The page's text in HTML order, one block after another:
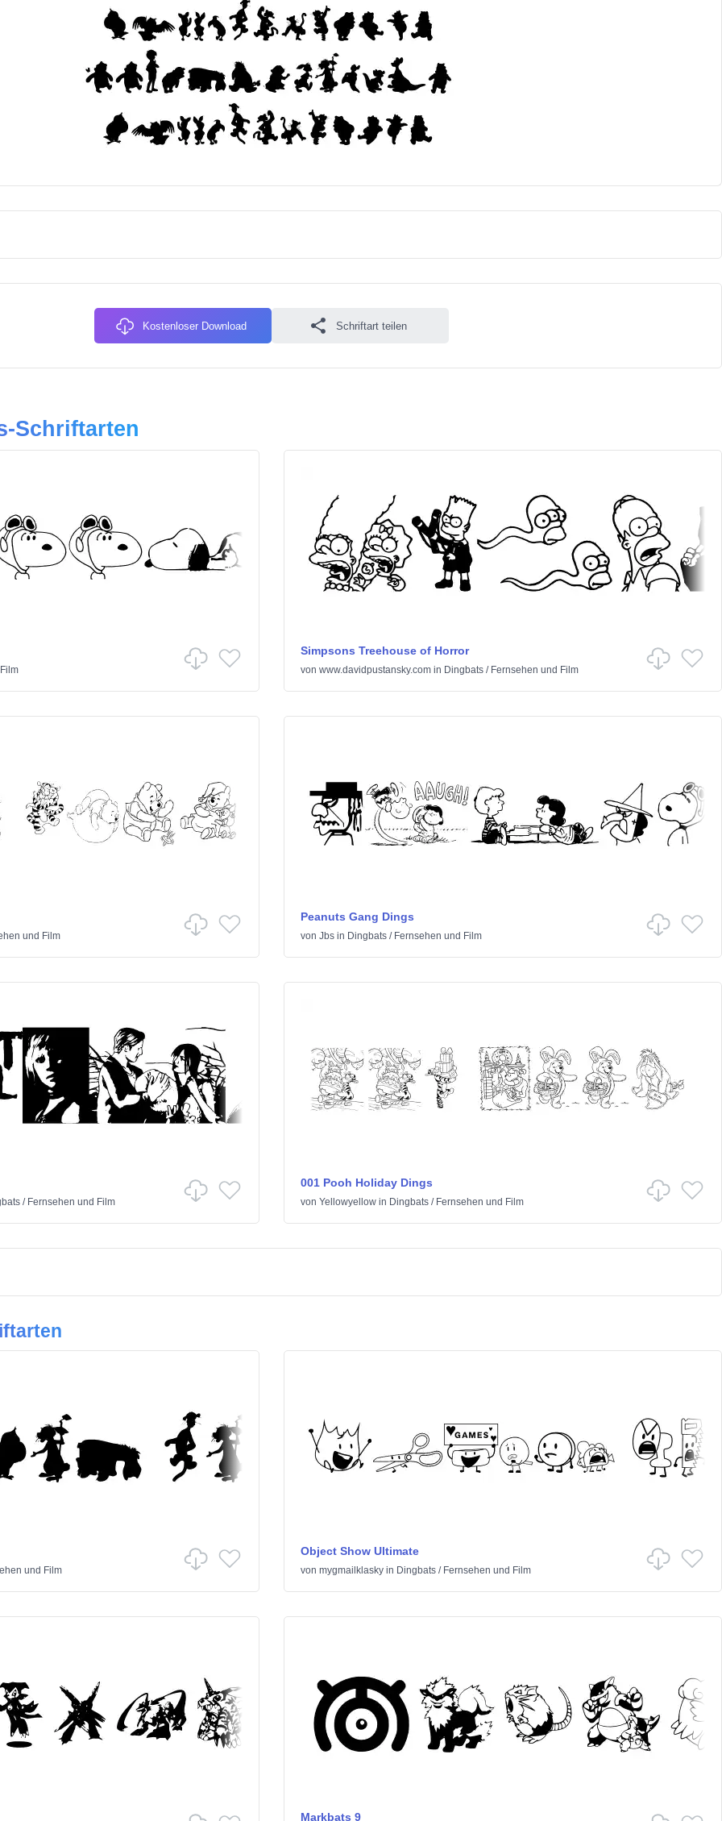
Kostenloser Download Schriftart teilen
Schriftarten
Simpsons Treehouse of Horror
von www.davidpustansky.comin Dingbats/ Fernsehen und Film
und Film
Peanuts Gang Dings
von Jbsin Dingbats/ Fernsehen und Film
/ Fernsehen und Film
001 Pooh Holiday Dings
von Yellowyellowin Dingbats/ Fernsehen und Film
und Film
Object Show Ultimate
von mygmailklaskyin Dingbats/ Fernsehen und Film
Markbats 9